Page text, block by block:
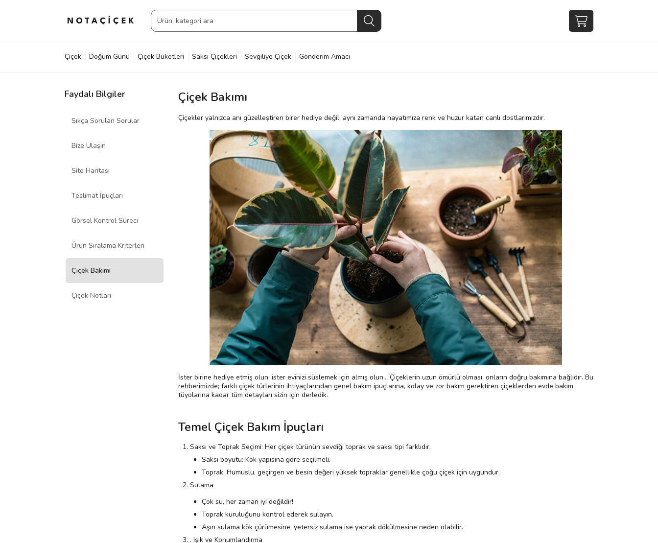
Çiçek Doğum Günü Çiçek Buketleri Saksı Çiçekleri Sevgiliye Çiçek Gönderim Amacı
Faydalı Bilgiler
Sıkça Sorulan Sorular
Bize Ulaşın
Site Haritası
Teslimat İpuçları
Görsel Kontrol Süreci
Ürün Sıralama Kriterleri
Çiçek Bakımı
Çiçek Notları
Çiçek Bakımı
Çiçekler yalnızca anı güzelleştiren birer hediye değil, aynı zamanda hayatımıza renk ve huzur katan canlı dostlarımızdır.
İster birine hediye etmiş olun, ister evinizi süslemek için almış olun… Çiçeklerin uzun ömürlü olması, onların doğru bakımına bağlıdır. Bu
rehberimizde; farklı çiçek türlerinin ihtiyaçlarından genel bakım ipuçlarına, kolay ve zor bakım gerektiren çiçeklerden evde bakım
tüyolarına kadar tüm detayları sizin için derledik.
Temel Çiçek Bakım İpuçları
Saksı ve Toprak Seçimi: Her çiçek türünün sevdiği toprak ve saksı tipi farklıdır.
Saksı boyutu: Kök yapısına göre seçilmeli.
Toprak: Humuslu, geçirgen ve besin değeri yüksek topraklar genellikle çoğu çiçek için uygundur.
Sulama
Çok su, her zaman iyi değildir!
Toprak kuruluğunu kontrol ederek sulayın.
Aşırı sulama kök çürümesine, yetersiz sulama ise yaprak dökülmesine neden olabilir.
. Işık ve Konumlandırma